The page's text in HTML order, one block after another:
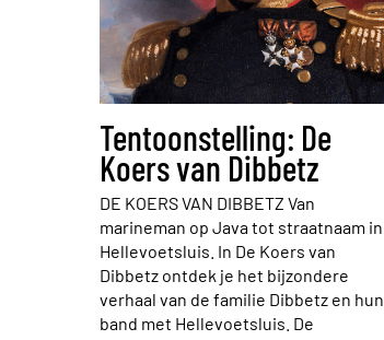
Tentoonstelling: De
Koers van Dibbetz
DE KOERS VAN DIBBETZ Van
marineman op Java tot straatnaam in
Hellevoetsluis. In De Koers van
Dibbetz ontdek je het bijzondere
verhaal van de familie Dibbetz en hun
band met Hellevoetsluis. De